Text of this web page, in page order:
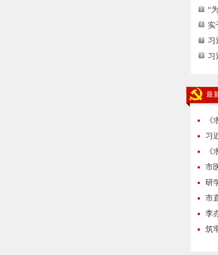
“
习
习
最
习
市
研
市
李
筑